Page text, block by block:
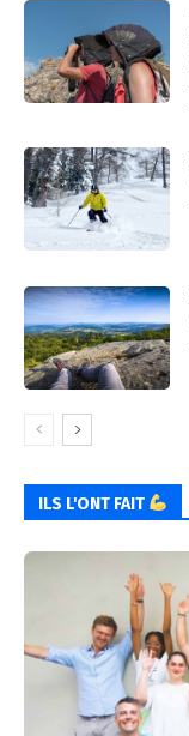
ILS L'ONT FAIT